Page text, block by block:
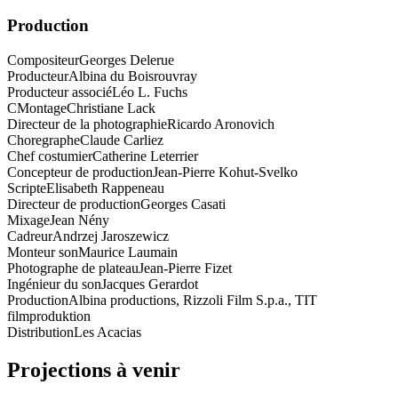
Production
CompositeurGeorges Delerue
ProducteurAlbina du Boisrouvray
Producteur associéLéo L. Fuchs
CMontageChristiane Lack
Directeur de la photographieRicardo Aronovich
ChoregrapheClaude Carliez
Chef costumierCatherine Leterrier
Concepteur de productionJean-Pierre Kohut-Svelko
ScripteElisabeth Rappeneau
Directeur de productionGeorges Casati
MixageJean Nény
CadreurAndrzej Jaroszewicz
Monteur sonMaurice Laumain
Photographe de plateauJean-Pierre Fizet
Ingénieur du sonJacques Gerardot
ProductionAlbina productions, Rizzoli Film S.p.a., TIT
filmproduktion
DistributionLes Acacias
Projections à venir